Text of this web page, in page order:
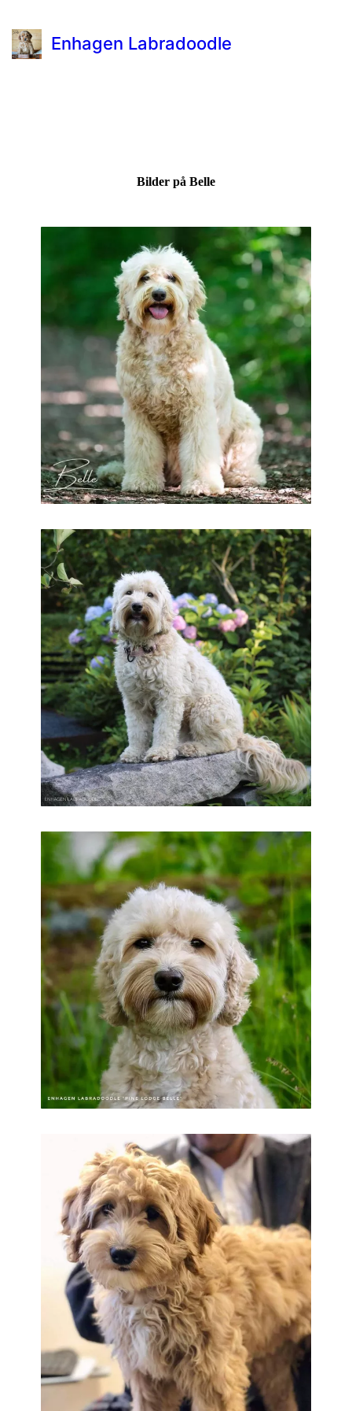
Enhagen Labradoodle
Bilder på Belle